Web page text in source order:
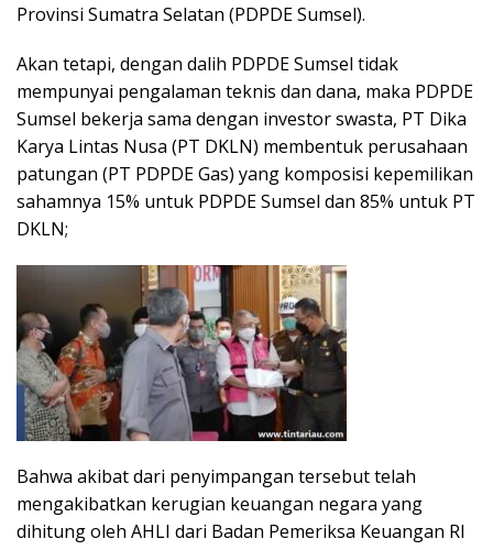
Provinsi Sumatra Selatan (PDPDE Sumsel).
Akan tetapi, dengan dalih PDPDE Sumsel tidak
mempunyai pengalaman teknis dan dana, maka PDPDE
Sumsel bekerja sama dengan investor swasta, PT Dika
Karya Lintas Nusa (PT DKLN) membentuk perusahaan
patungan (PT PDPDE Gas) yang komposisi kepemilikan
sahamnya 15% untuk PDPDE Sumsel dan 85% untuk PT
DKLN;
Bahwa akibat dari penyimpangan tersebut telah
mengakibatkan kerugian keuangan negara yang
dihitung oleh AHLI dari Badan Pemeriksa Keuangan RI